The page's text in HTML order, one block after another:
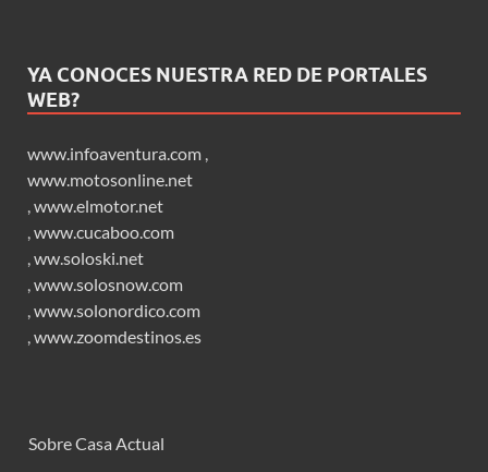
YA CONOCES NUESTRA RED DE PORTALES
WEB?
www.infoaventura.com ,
www.motosonline.net
,www.elmotor.net
,www.cucaboo.com
,ww.soloski.net
,www.solosnow.com
,www.solonordico.com
,www.zoomdestinos.es
Sobre Casa Actual